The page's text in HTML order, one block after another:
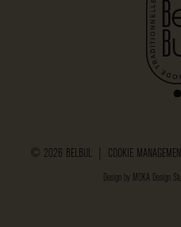
© 2026 BELBUL | COOKIE
Design by MOKA Design